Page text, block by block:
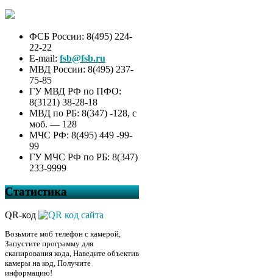
ФСБ России: 8(495) 224-
22-22
E-mail: fsb@fsb.ru
МВД России: 8(495) 237-
75-85
ГУ МВД РФ по ПФО:
8(3121) 38-28-18
МВД по РБ: 8(347) -128, с
моб. — 128
МЧС РФ: 8(495) 449 -99-
99
ГУ МЧС РФ по РБ: 8(347)
233-9999
Статистика
QR-код
Возьмите моб телефон с камерой,
Запустите программу для
сканирования кода, Наведите объектив
камеры на код, Получите
информацию!